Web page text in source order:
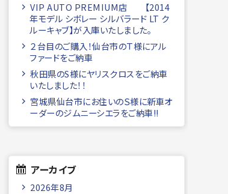
VIP AUTO PREMIUM店 【2014
年モデル シボレー シルバラード LT ク
ルーキャブ】が入庫いたしました。
２台目のご購入！仙台市のＴ様にアル
ファードをご納車
秋田県のS様にヤリスクロスをご納車
いたしました！！
宮城県仙台市にお住いのＳ様に新車オ
ーダーのジムニーシエラをご納車!!
アーカイブ
2026年8月